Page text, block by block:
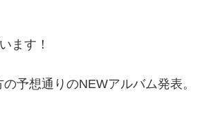
ます！
予想通りのNEWアルバム発表。